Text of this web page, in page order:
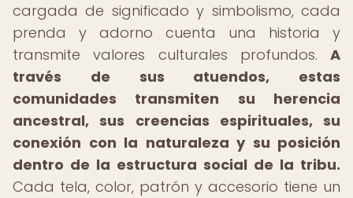
cargada de significado y simbolismo, cada
prenda y adorno cuenta una historia y
transmite valores culturales profundos. A
través de sus atuendos, estas
comunidades transmiten su herencia
ancestral, sus creencias espirituales, su
conexión con la naturaleza y su posición
dentro de la estructura social de la tribu.
Cada tela, color, patrón y accesorio tiene un